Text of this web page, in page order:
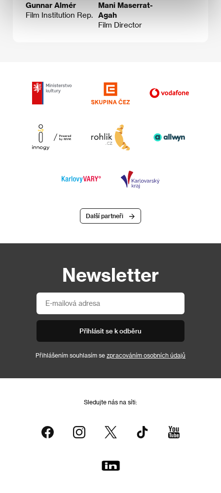
Gunnar Almér
Film Institution Rep.
Mani Maserrat-
Agah
Film Director
Další partneři
Newsletter
Přihlásit se k odběru
Přihlášením souhlasím se zpracováním osobních údajů
Sledujte nás na síti: